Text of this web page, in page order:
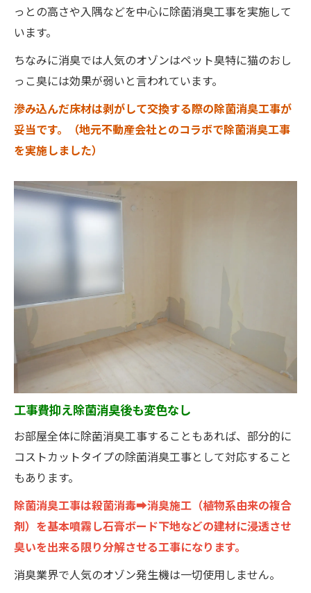
っとの高さや入隅などを中心に除菌消臭工事を実施して
います。
ちなみに消臭では人気のオゾンはペット臭特に猫のおし
っこ臭には効果が弱いと言われています。
滲み込んだ床材は剥がして交換する際の除菌消臭工事が
妥当です。（地元不動産会社とのコラボで除菌消臭工事
を実施しました）
工事費抑え除菌消臭後も変色なし
お部屋全体に除菌消臭工事することもあれば、部分的に
コストカットタイプの除菌消臭工事として対応すること
もあります。
除菌消臭工事は殺菌消毒➡消臭施工（植物系由来の複合
剤）を基本噴霧し石膏ボード下地などの建材に浸透させ
臭いを出来る限り分解させる工事になります。
消臭業界で人気のオゾン発生機は一切使用しません。